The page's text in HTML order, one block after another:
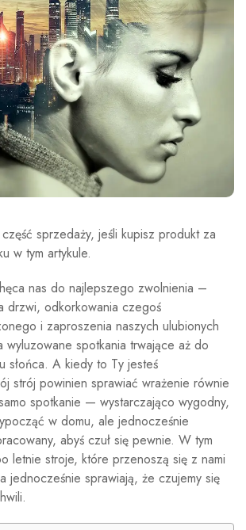
sprzedaży, jeśli kupisz produkt za
w tym artykule.
nas do najlepszego zwolnienia –
drzwi, odkorkowania czegoś
i zaproszenia naszych ulubionych
wyluzowane spotkania trwające aż do
słońca. A kiedy to Ty jesteś
strój powinien sprawiać wrażenie równie
spotkanie — wystarczająco wygodny,
w domu, ale jednocześnie
abyś czuł się pewnie. W tym
letnie stroje, które przenoszą się z nami
jednocześnie sprawiają, że czujemy się